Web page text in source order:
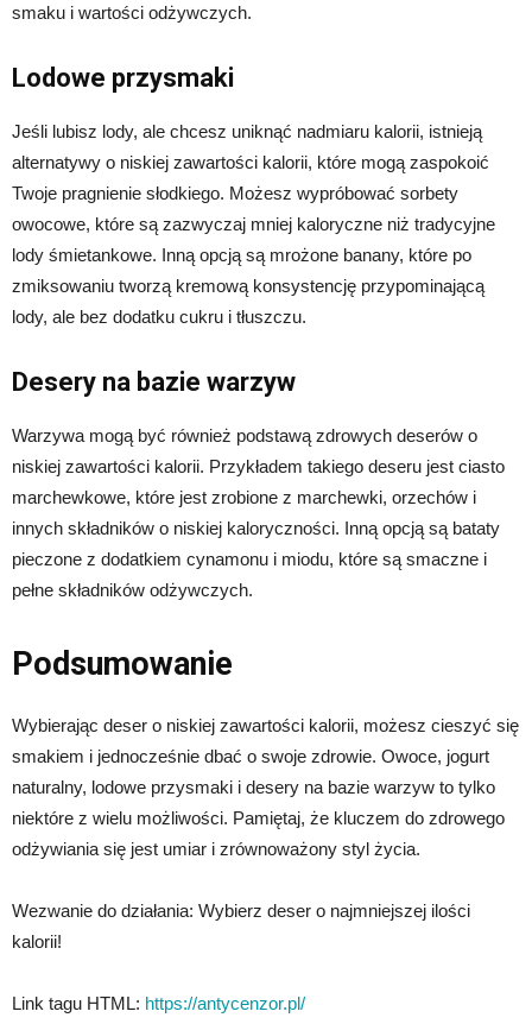
smaku i wartości odżywczych.
Lodowe przysmaki
Jeśli lubisz lody, ale chcesz uniknąć nadmiaru kalorii, istnieją
alternatywy o niskiej zawartości kalorii, które mogą zaspokoić
Twoje pragnienie słodkiego. Możesz wypróbować sorbety
owocowe, które są zazwyczaj mniej kaloryczne niż tradycyjne
lody śmietankowe. Inną opcją są mrożone banany, które po
zmiksowaniu tworzą kremową konsystencję przypominającą
lody, ale bez dodatku cukru i tłuszczu.
Desery na bazie warzyw
Warzywa mogą być również podstawą zdrowych deserów o
niskiej zawartości kalorii. Przykładem takiego deseru jest ciasto
marchewkowe, które jest zrobione z marchewki, orzechów i
innych składników o niskiej kaloryczności. Inną opcją są bataty
pieczone z dodatkiem cynamonu i miodu, które są smaczne i
pełne składników odżywczych.
Podsumowanie
Wybierając deser o niskiej zawartości kalorii, możesz cieszyć się
smakiem i jednocześnie dbać o swoje zdrowie. Owoce, jogurt
naturalny, lodowe przysmaki i desery na bazie warzyw to tylko
niektóre z wielu możliwości. Pamiętaj, że kluczem do zdrowego
odżywiania się jest umiar i zrównoważony styl życia.
Wezwanie do działania: Wybierz deser o najmniejszej ilości
kalorii!
Link tagu HTML: https://antycenzor.pl/